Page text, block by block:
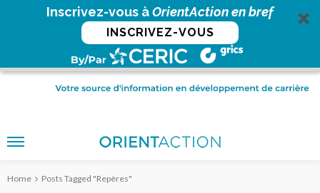
Inscrivez-vous àOrientAction en bref
INSCRIVEZ-VOUS
Home Posts Tagged "Repères"